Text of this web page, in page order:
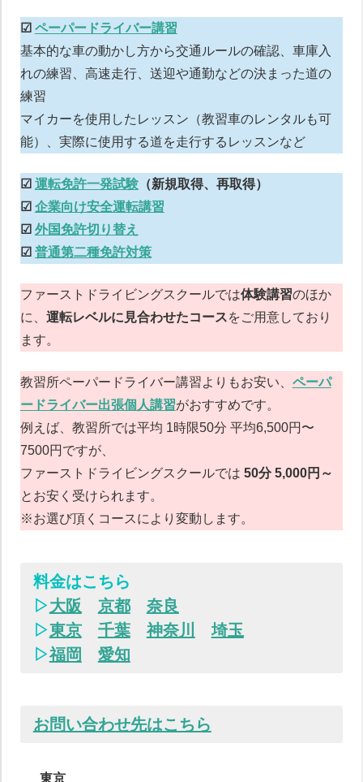
☑︎ ペーパードライバー講習
基本的な車の動かし方から交通ルールの確認、車庫入
れの練習、高速走行、送迎や通勤などの決まった道の
練習
マイカーを使用したレッスン（教習車のレンタルも可
能）、実際に使用する道を走行するレッスンなど
☑︎ 運転免許一発試験（新規取得、再取得）
☑︎ 企業向け安全運転講習
☑︎ 外国免許切り替え
☑︎ 普通第二種免許対策
ファーストドライビングスクールでは体験講習のほか
に、 運転レベルに見合わせたコースをご用意しており
ます。
教習所ペーパードライバー講習よりもお安い、 ペーパ
ードライバー出張個人講習がおすすめです。
例えば、教習所では平均 1時限50分 平均6,500円〜
7500円ですが、
ファーストドライビングスクールでは 50分 5,000円～
とお安く受けられます。
※お選び頂くコースにより変動します。
料金はこちら
▷大阪 京都
奈良
▷東京 千葉 神奈川
埼玉
▷福岡 愛知
お問い合わせ先はこちら
東京